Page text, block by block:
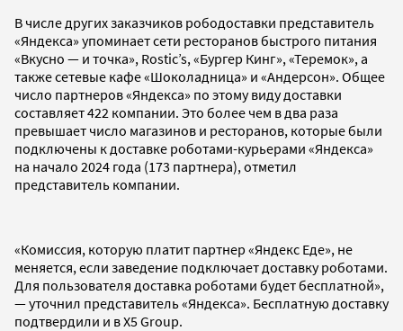
В числе других заказчиков рободоставки представитель
«Яндекса» упоминает сети ресторанов быстрого питания
«Вкусно — и точка», Rostic’s, «Бургер Кинг», «Теремок», а
также сетевые кафе «Шоколадница» и «Андерсон». Общее
число партнеров «Яндекса» по этому виду доставки
составляет 422 компании. Это более чем в два раза
превышает число магазинов и ресторанов, которые были
подключены к доставке роботами-курьерами «Яндекса»
на начало 2024 года (173 партнера), отметил
представитель компании.
«Комиссия, которую платит партнер «Яндекс Еде», не
меняется, если заведение подключает доставку роботами.
Для пользователя доставка роботами будет бесплатной»,
— уточнил представитель «Яндекса». Бесплатную доставку
подтвердили и в X5 Group.